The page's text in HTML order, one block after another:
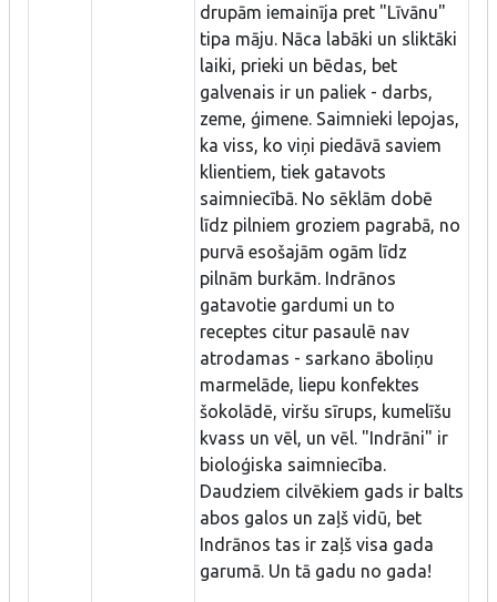
drupām iemainīja pret "Līvānu"
tipa māju. Nāca labāki un sliktāki
laiki, prieki un bēdas, bet
galvenais ir un paliek - darbs,
zeme, ģimene. Saimnieki lepojas,
ka viss, ko viņi piedāvā saviem
klientiem, tiek gatavots
saimniecībā. No sēklām dobē
līdz pilniem groziem pagrabā, no
purvā esošajām ogām līdz
pilnām burkām. Indrānos
gatavotie gardumi un to
receptes citur pasaulē nav
atrodamas - sarkano āboliņu
marmelāde, liepu konfektes
šokolādē, viršu sīrups, kumelīšu
kvass un vēl, un vēl. "Indrāni" ir
bioloģiska saimniecība.
Daudziem cilvēkiem gads ir balts
abos galos un zaļš vidū, bet
Indrānos tas ir zaļš visa gada
garumā. Un tā gadu no gada!